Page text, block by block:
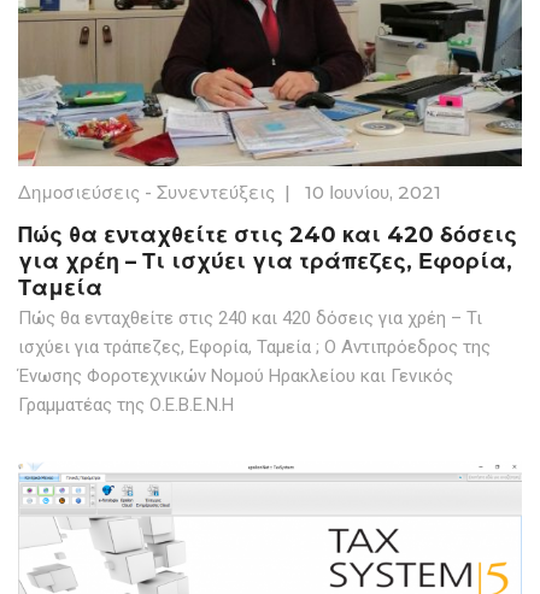
Δημοσιεύσεις - Συνεντεύξεις | 10 Ιουνίου, 2021
Πώς θα ενταχθείτε στις 240 και 420 δόσεις
για χρέη – Τι ισχύει για τράπεζες, Εφορία,
Ταμεία
Πώς θα ενταχθείτε στις 240 και 420 δόσεις για χρέη – Τι
ισχύει για τράπεζες, Εφορία, Ταμεία ; Ο Αντιπρόεδρος της
Ένωσης Φοροτεχνικών Νομού Ηρακλείου και Γενικός
Γραμματέας της Ο.Ε.Β.Ε.Ν.Η